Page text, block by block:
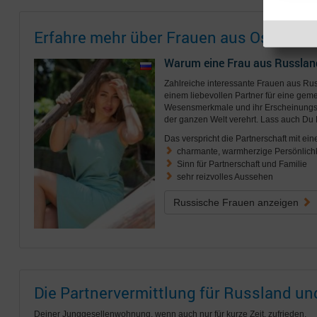
Erfahre mehr über Frauen aus
Warum eine Frau aus
Zahlreiche interessante Frauen aus
einem liebevollen Partner für eine
Wesensmerkmale und ihr
der ganzen Welt verehrt. Lass auch
Das verspricht die Partnerschaft mit
charmante, warmherzige
Sinn für Partnerschaft und Familie
sehr reizvolles Aussehen
Russische Frauen anzeigen
Die Partnervermittlung für Russland
Deiner Junggesellenwohnung, wenn auch nur für kurze Zeit, zufrieden.